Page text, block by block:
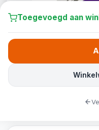
Toegevoegd aan